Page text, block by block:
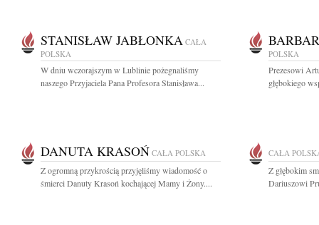
STANISŁAW JABŁONKA CAŁA
POLSKA
W dniu wczorajszym w Lublinie pożegnaliśmy
naszego Przyjaciela Pana Profesora Stanisława...
POLSKA
Prezesowi
głębokiego
DANUTA KRASOŃ CAŁA POLSKA
Z ogromną przykrością przyjęliśmy wiadomość o
śmierci Danuty Krasoń kochającej Mamy i Żony....
CAŁA
Z głębokim
Dariuszowi